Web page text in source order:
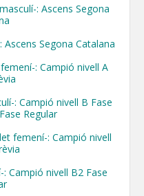
: Ascens Segona
Segona Catalana
: Campió nivell A
: Campió nivell B Fase
Regular
femení-: Campió nivell
Campió nivell B2 Fase